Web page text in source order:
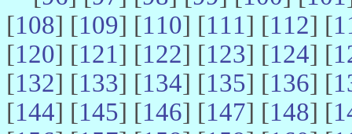
[108] [109] [110] [111] [112] [
[120] [121] [122] [123] [124] [
[132] [133] [134] [135] [136] [
[144] [145] [146] [147] [148] [